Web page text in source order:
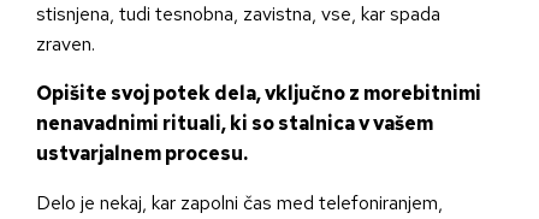
stisnjena, tudi tesnobna, zavistna, vse, kar spada
zraven.
Opišite svoj potek dela, vključno z morebitnimi
nenavadnimi rituali, ki so stalnica v vašem
ustvarjalnem procesu.
Delo je nekaj, kar zapolni čas med telefoniranjem,